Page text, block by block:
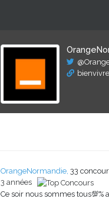
OrangeNormandie, 33
3 années
Ce soir nous sommes tous💯%